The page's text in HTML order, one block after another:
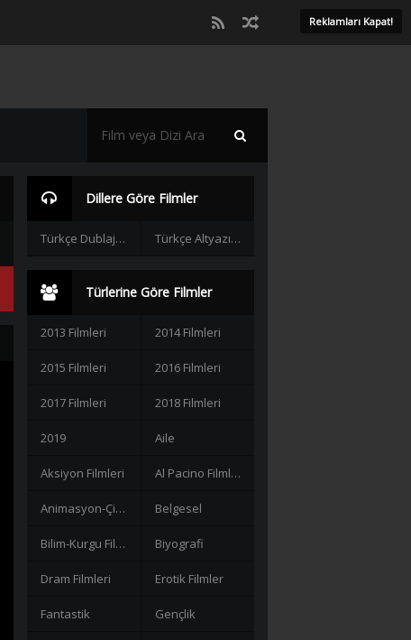
Reklamları Kapat!
Dillere Göre Filmler
Türkçe Dublaj Filmler Türkçe Altyazılı Filmler
Türlerine Göre Filmler
2013 Filmleri 2014 Filmleri
2015 Filmleri 2016 Filmleri
2017 Filmleri 2018 Filmleri
2019 Aile
Aksiyon Filmleri Al Pacino Filmleri
Animasyon-Çizgi Filmler Belgesel
Bilim-Kurgu Filmleri Biyografi
Dram Filmleri Erotik Filmler
Fantastik Gençlik